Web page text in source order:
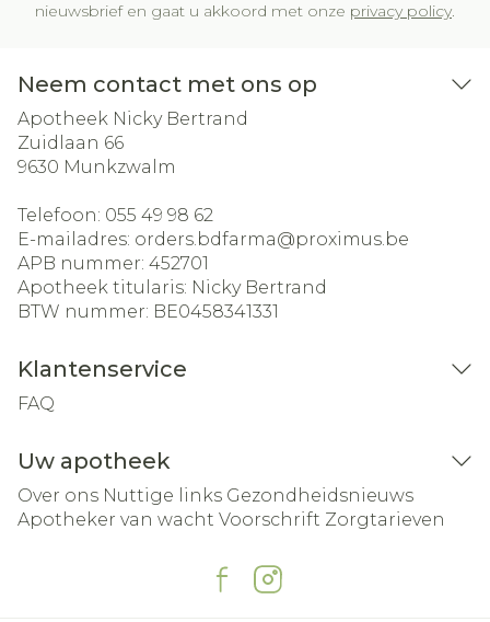
nieuwsbrief en gaat u akkoord met onze privacy policy.
Neem contact met ons op
Apotheek Nicky Bertrand
Zuidlaan 66
9630 Munkzwalm
Telefoon: 055 49 98 62
E-mailadres: orders.bdfarma@proximus.be
APB nummer: 452701
Apotheek titularis: Nicky Bertrand
BTW nummer: BE0458341331
Klantenservice
FAQ
Uw apotheek
Over ons Nuttige links Gezondheidsnieuws
Apotheker van wacht Voorschrift Zorgtarieven